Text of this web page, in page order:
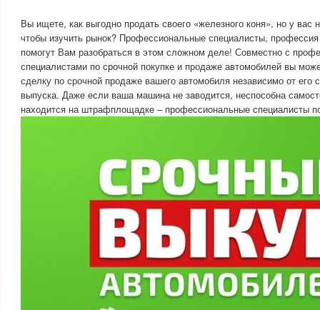
Вы ищете, как выгодно продать своего «железного коня», но у вас
чтобы изучить рынок? Профессиональные специалисты,
помогут Вам разобраться в этом сложном деле! Совместно с
специалистами по срочной покупке и продаже автомобилей вы
сделку по срочной продаже вашего автомобиля независимо от его
выпуска. Даже если ваша машина не заводится, неспособна
находится на штрафплощадке – профессиональные специалисты